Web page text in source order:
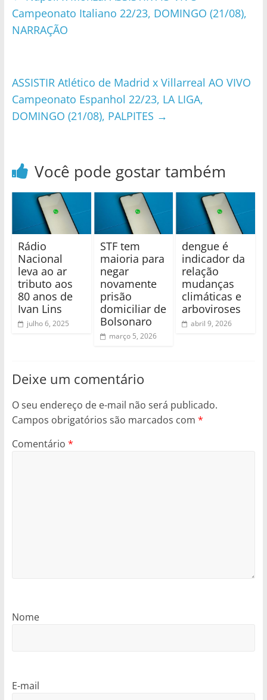
Campeonato Italiano 22/23, DOMINGO (21/08),
NARRAÇÃO
ASSISTIR Atlético de Madrid x Villarreal AO VIVO
Campeonato Espanhol 22/23, LA LIGA,
DOMINGO (21/08), PALPITES →
Você pode gostar também
Rádio
Nacional
leva ao ar
tributo aos
80 anos de
Ivan Lins
julho 6, 2025
STF tem
maioria para
negar
novamente
prisão
domiciliar de
Bolsonaro
março 5, 2026
dengue é
indicador da
relação
mudanças
climáticas e
arboviroses
abril 9, 2026
Deixe um comentário
O seu endereço de e-mail não será publicado.
Campos obrigatórios são marcados com *
Comentário *
Nome
E-mail